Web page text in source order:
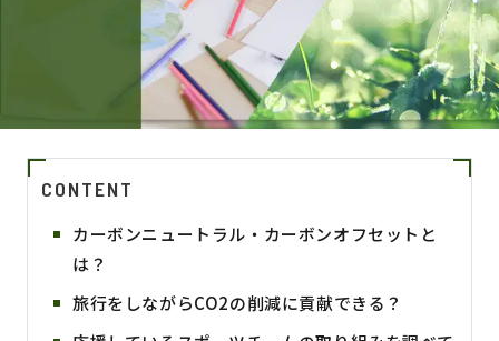
CONTENT
カーボンニュートラル・カーボンオフセットと
は？
旅行をしながらCO2の削減に貢献できる？